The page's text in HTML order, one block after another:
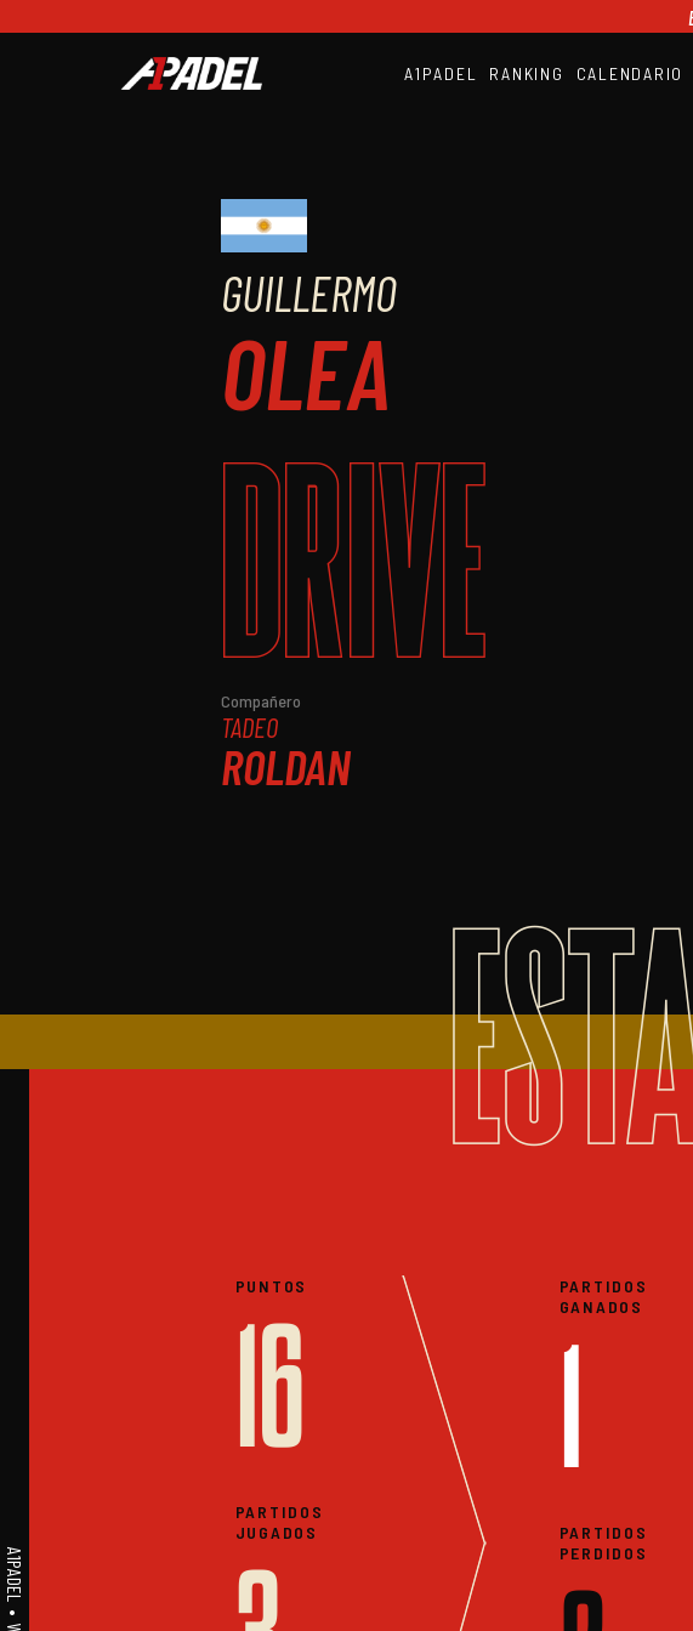
A1PADEL RANKING CALENDARIO
GUILLERMO
OLEA
DRIVE
Compañero
TADEO
ROLDAN
PUNTOS
16
PARTIDOS
JUGADOS
PARTIDOS
GANADOS
1
PARTIDOS
PERDIDOS